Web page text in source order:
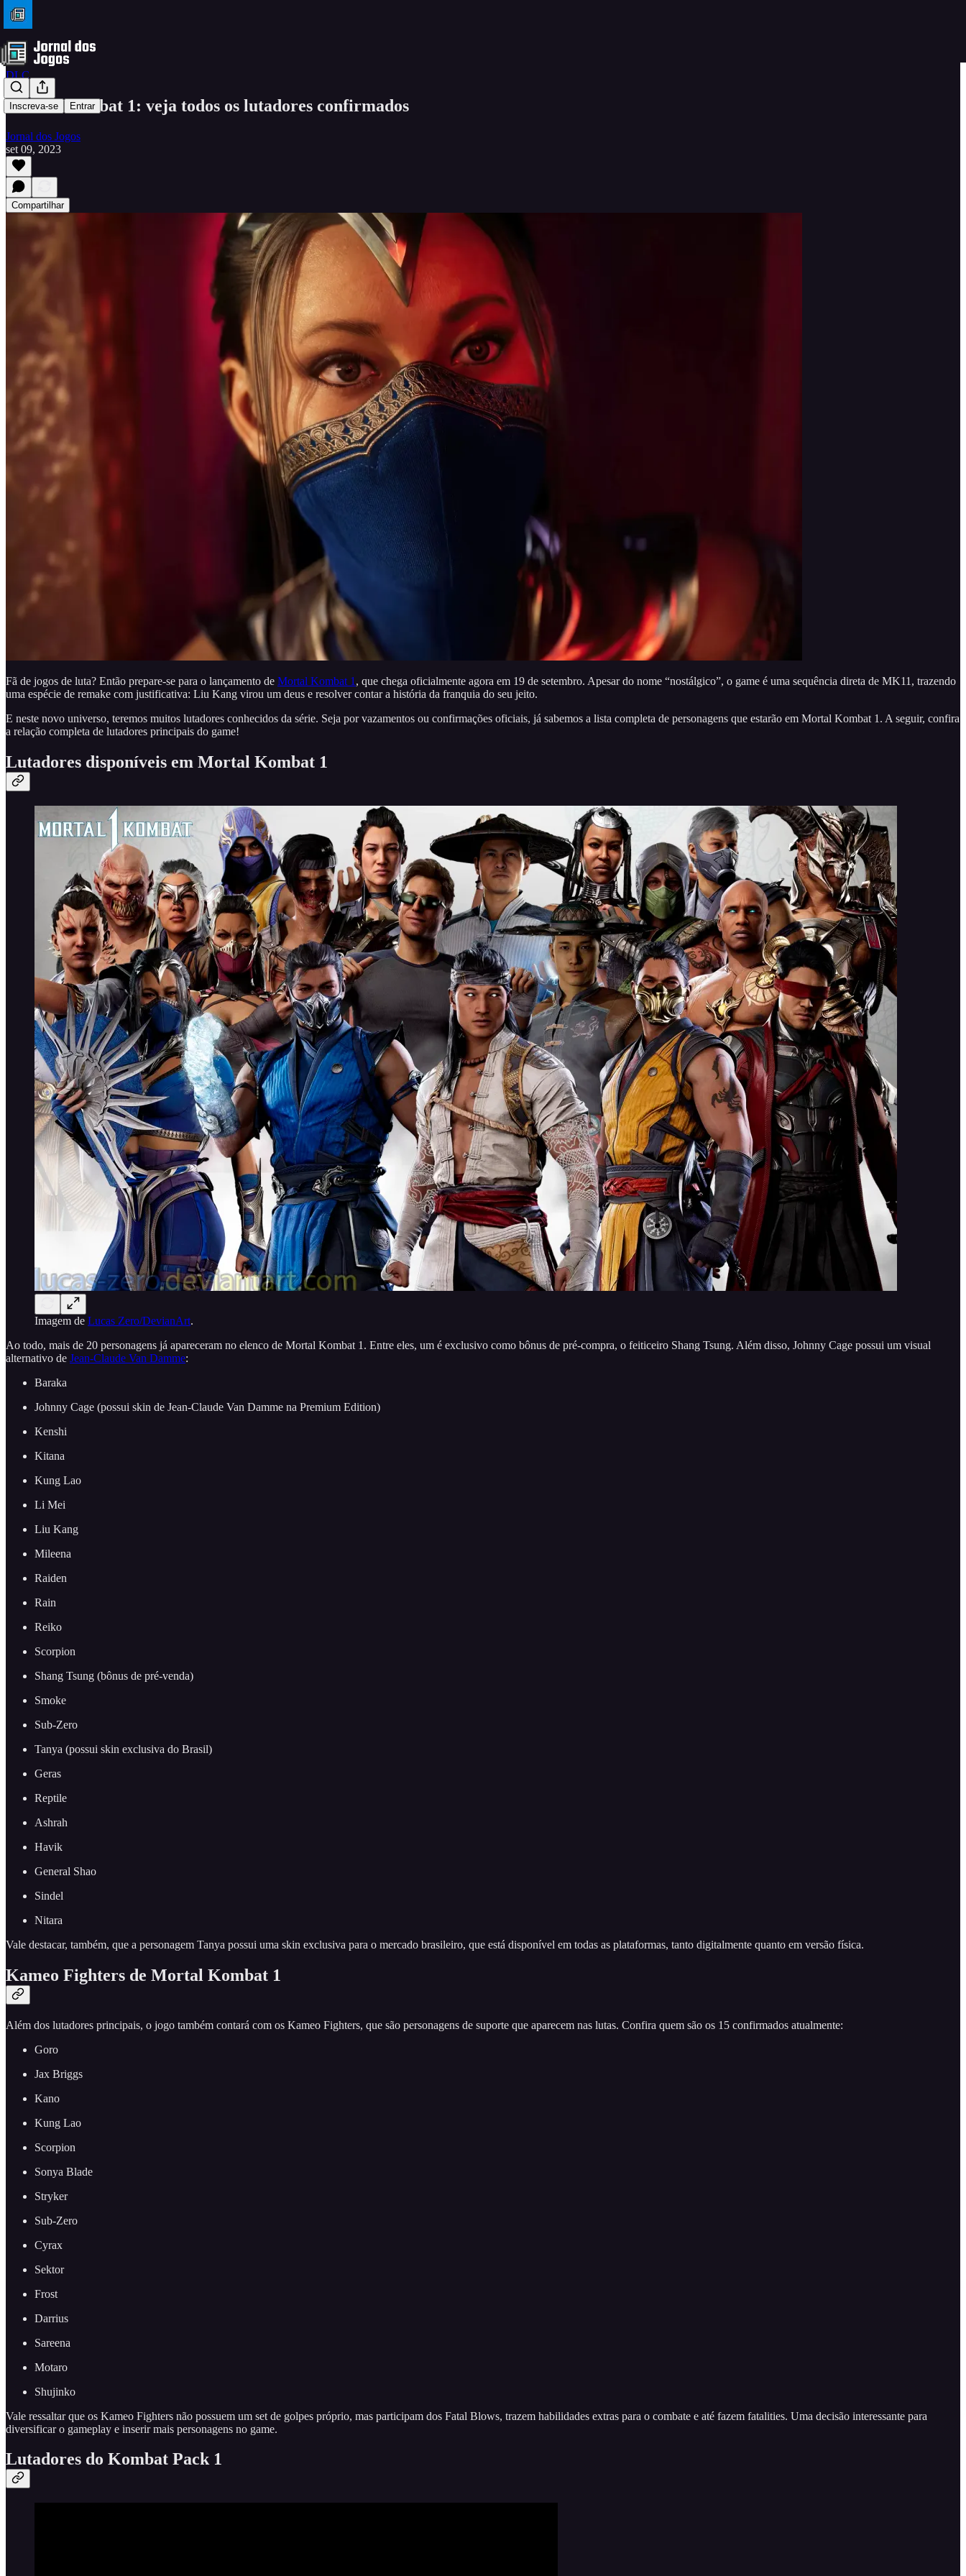
Inscreva-se Entrar
DLC
Mortal Kombat 1: veja todos os lutadores confirmados
Jornal dos Jogos
set 09, 2023
Compartilhar
Fã de jogos de luta? Então prepare-se para o lançamento de Mortal Kombat 1 , que chega oficialmente agora em 19 de setembro. Apesar do nome “nostálgico”, o game é uma sequência direta de MK11, trazendo
uma espécie de remake com justificativa: Liu Kang virou um deus e resolver contar a história da franquia do seu jeito.
E neste novo universo, teremos muitos lutadores conhecidos da série. Seja por vazamentos ou confirmações oficiais, já sabemos a lista completa de personagens que estarão em Mortal Kombat 1. A seguir, confira
a relação completa de lutadores principais do game!
Lutadores disponíveis em Mortal Kombat 1
Imagem de Lucas Zero/DevianArt.
Ao todo, mais de 20 personagens já apareceram no elenco de Mortal Kombat 1. Entre eles, um é exclusivo como bônus de pré-compra, o feiticeiro Shang Tsung. Além disso, Johnny Cage possui um visual
alternativo de Jean-Claude Van Damme:
Baraka
Johnny Cage (possui skin de Jean-Claude Van Damme na Premium Edition)
Kenshi
Kitana
Kung Lao
Li Mei
Liu Kang
Mileena
Raiden
Rain
Reiko
Scorpion
Shang Tsung (bônus de pré-venda)
Smoke
Sub-Zero
Tanya (possui skin exclusiva do Brasil)
Geras
Reptile
Ashrah
Havik
General Shao
Sindel
Nitara
Vale destacar, também, que a personagem Tanya possui uma skin exclusiva para o mercado brasileiro, que está disponível em todas as plataformas, tanto digitalmente quanto em versão física.
Kameo Fighters de Mortal Kombat 1
Além dos lutadores principais, o jogo também contará com os Kameo Fighters, que são personagens de suporte que aparecem nas lutas. Confira quem são os 15 confirmados atualmente:
Goro
Jax Briggs
Kano
Kung Lao
Scorpion
Sonya Blade
Stryker
Sub-Zero
Cyrax
Sektor
Frost
Darrius
Sareena
Motaro
Shujinko
Vale ressaltar que os Kameo Fighters não possuem um set de golpes próprio, mas participam dos Fatal Blows, trazem habilidades extras para o combate e até fazem fatalities. Uma decisão interessante para
diversificar o gameplay e inserir mais personagens no game.
Lutadores do Kombat Pack 1